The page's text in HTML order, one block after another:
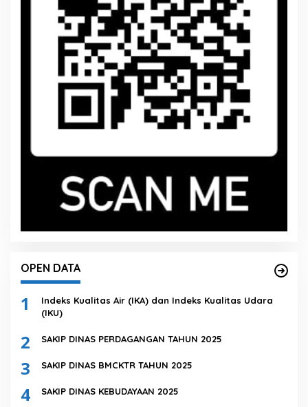
OPEN DATA
1
Indeks Kualitas Air (IKA) dan Indeks Kualitas Udara
(IKU)
2 SAKIP DINAS PERDAGANGAN TAHUN 2025
3 SAKIP DINAS BMCKTR TAHUN 2025
4 SAKIP DINAS KEBUDAYAAN 2025